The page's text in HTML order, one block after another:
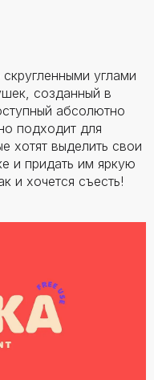
углами
созданный в
абсолютно
подходит для
хотят выделить свои
и придать им яркую
и хочется съесть!